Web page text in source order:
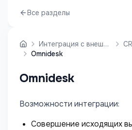
Все разделы
Интеграция с внешними системами
Omnidesk
Omnidesk
Возможности интеграции:
Совершение исходящих